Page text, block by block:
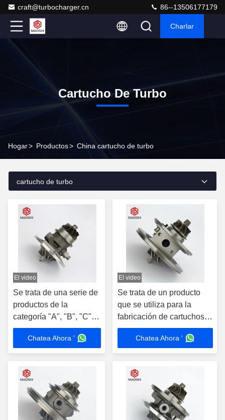
craft@turbocharger.cn 86--13506177179
Charlar
Cartucho De Turbo
Hogar> Productos> China cartucho de turbo
cartucho de turbo
El video
Se trata de una serie de
productos de la
categoría "A", "B", "C" y
"D".
Chatea Ahora '
El video
Se trata de un producto
que se utiliza para la
fabricación de cartuchos
de aluminio.
Chatea Ahora '